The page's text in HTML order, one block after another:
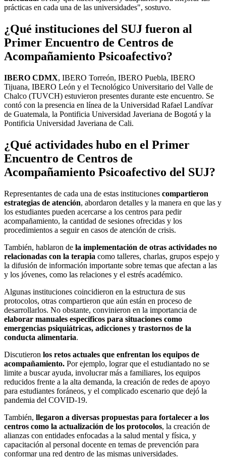
prácticas en cada una de las universidades", sostuvo.
¿Qué instituciones del SUJ fueron al
Primer Encuentro de Centros de
Acompañamiento Psicoafectivo?
IBERO CDMX, IBERO Torreón, IBERO Puebla, IBERO
Tijuana, IBERO León y el Tecnológico Universitario del Valle de
Chalco (TUVCH) estuvieron presentes durante este encuentro. Se
contó con la presencia en línea de la Universidad Rafael Landívar
de Guatemala, la Pontificia Universidad Javeriana de Bogotá y la
Pontificia Universidad Javeriana de Cali.
¿Qué actividades hubo en el Primer
Encuentro de Centros de
Acompañamiento Psicoafectivo del SUJ?
Representantes de cada una de estas instituciones compartieron
estrategias de atención, abordaron detalles y la manera en que las y
los estudiantes pueden acercarse a los centros para pedir
acompañamiento, la cantidad de sesiones ofrecidas y los
procedimientos a seguir en casos de atención de crisis.
También, hablaron de la implementación de otras actividades no
relacionadas con la terapia como talleres, charlas, grupos espejo y
la difusión de información importante sobre temas que afectan a las
y los jóvenes, como las relaciones y el estrés académico.
Algunas instituciones coincidieron en la estructura de sus
protocolos, otras compartieron que aún están en proceso de
desarrollarlos. No obstante, convinieron en la importancia de
elaborar manuales específicos para situaciones como
emergencias psiquiátricas, adicciones y trastornos de la
conducta alimentaria.
Discutieron los retos actuales que enfrentan los equipos de
acompañamiento. Por ejemplo, lograr que el estudiantado no se
limite a buscar ayuda, involucrar más a familiares, los equipos
reducidos frente a la alta demanda, la creación de redes de apoyo
para estudiantes foráneos, y el complicado escenario que dejó la
pandemia del COVID-19.
También, llegaron a diversas propuestas para fortalecer a los
centros como la actualización de los protocolos, la creación de
alianzas con entidades enfocadas a la salud mental y física, y
capacitación al personal docente en temas de prevención para
conformar una red dentro de las mismas universidades.